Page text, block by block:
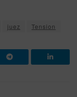
juez Tension